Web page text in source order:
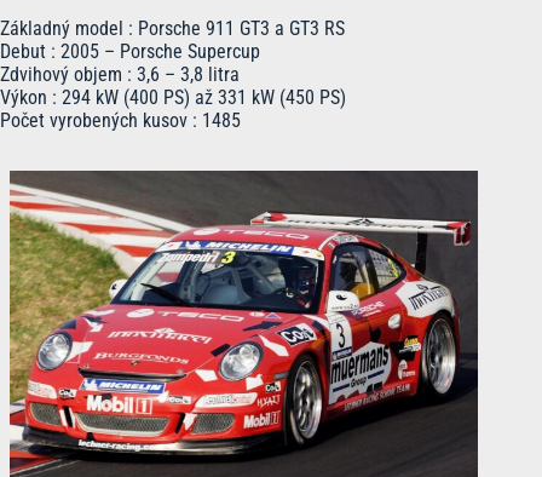
Základný model : Porsche 911 GT3 a GT3 RS
Debut : 2005 – Porsche Supercup
Zdvihový objem : 3,6 – 3,8 litra
Výkon : 294 kW (400 PS) až 331 kW (450 PS)
Počet vyrobených kusov : 1485